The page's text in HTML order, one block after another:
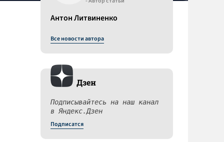
Антон Литвиненко
Все новости автора
Дзен
Подписывайтесь на наш канал
в Яндекс.Дзен
Подписатся